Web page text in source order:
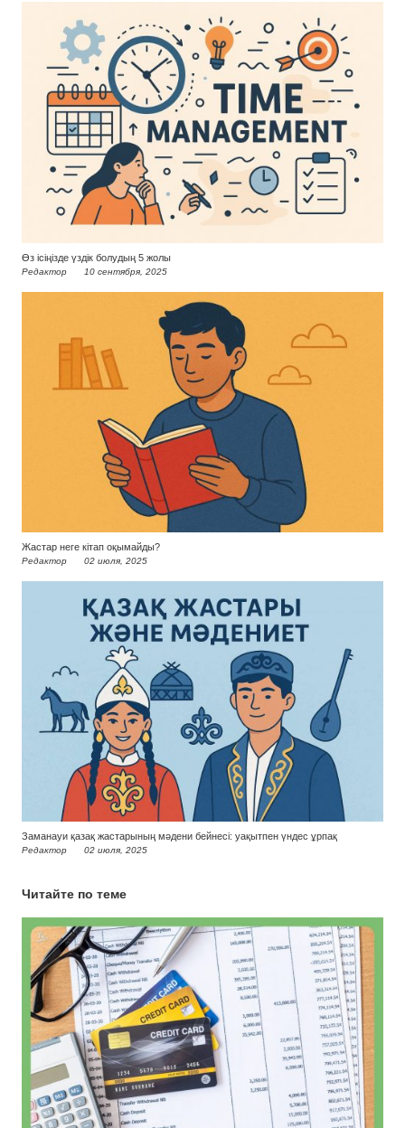
Өз ісіңізде үздік болудың 5 жолы
Редактор 10 сентября, 2025
Жастар неге кітап оқымайды?
Редактор 02 июля, 2025
Заманауи қазақ жастарының мәдени бейнесі: уақытпен үндес ұрпақ
Редактор 02 июля, 2025
Читайте по теме